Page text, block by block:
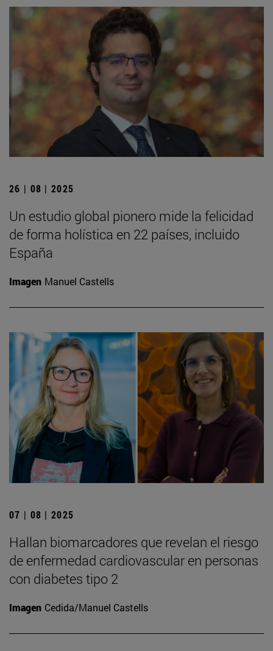
26 | 08 | 2025
Un estudio global pionero mide la felicidad
de forma holística en 22 países, incluido
España
Imagen Manuel Castells
07 | 08 | 2025
Hallan biomarcadores que revelan el riesgo
de enfermedad cardiovascular en personas
con diabetes tipo 2
Imagen Cedida/Manuel Castells